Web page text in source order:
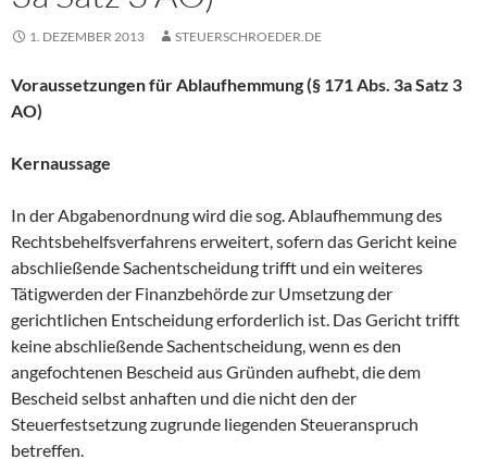
1. DEZEMBER 2013 STEUERSCHROEDER.DE
Voraussetzungen für Ablaufhemmung (§ 171 Abs. 3a Satz 3
AO)
Kernaussage
In der Abgabenordnung wird die sog. Ablaufhemmung des
Rechtsbehelfsverfahrens erweitert, sofern das Gericht keine
abschließende Sachentscheidung trifft und ein weiteres
Tätigwerden der Finanzbehörde zur Umsetzung der
gerichtlichen Entscheidung erforderlich ist. Das Gericht trifft
keine abschließende Sachentscheidung, wenn es den
angefochtenen Bescheid aus Gründen aufhebt, die dem
Bescheid selbst anhaften und die nicht den der
Steuerfestsetzung zugrunde liegenden Steueranspruch
betreffen.